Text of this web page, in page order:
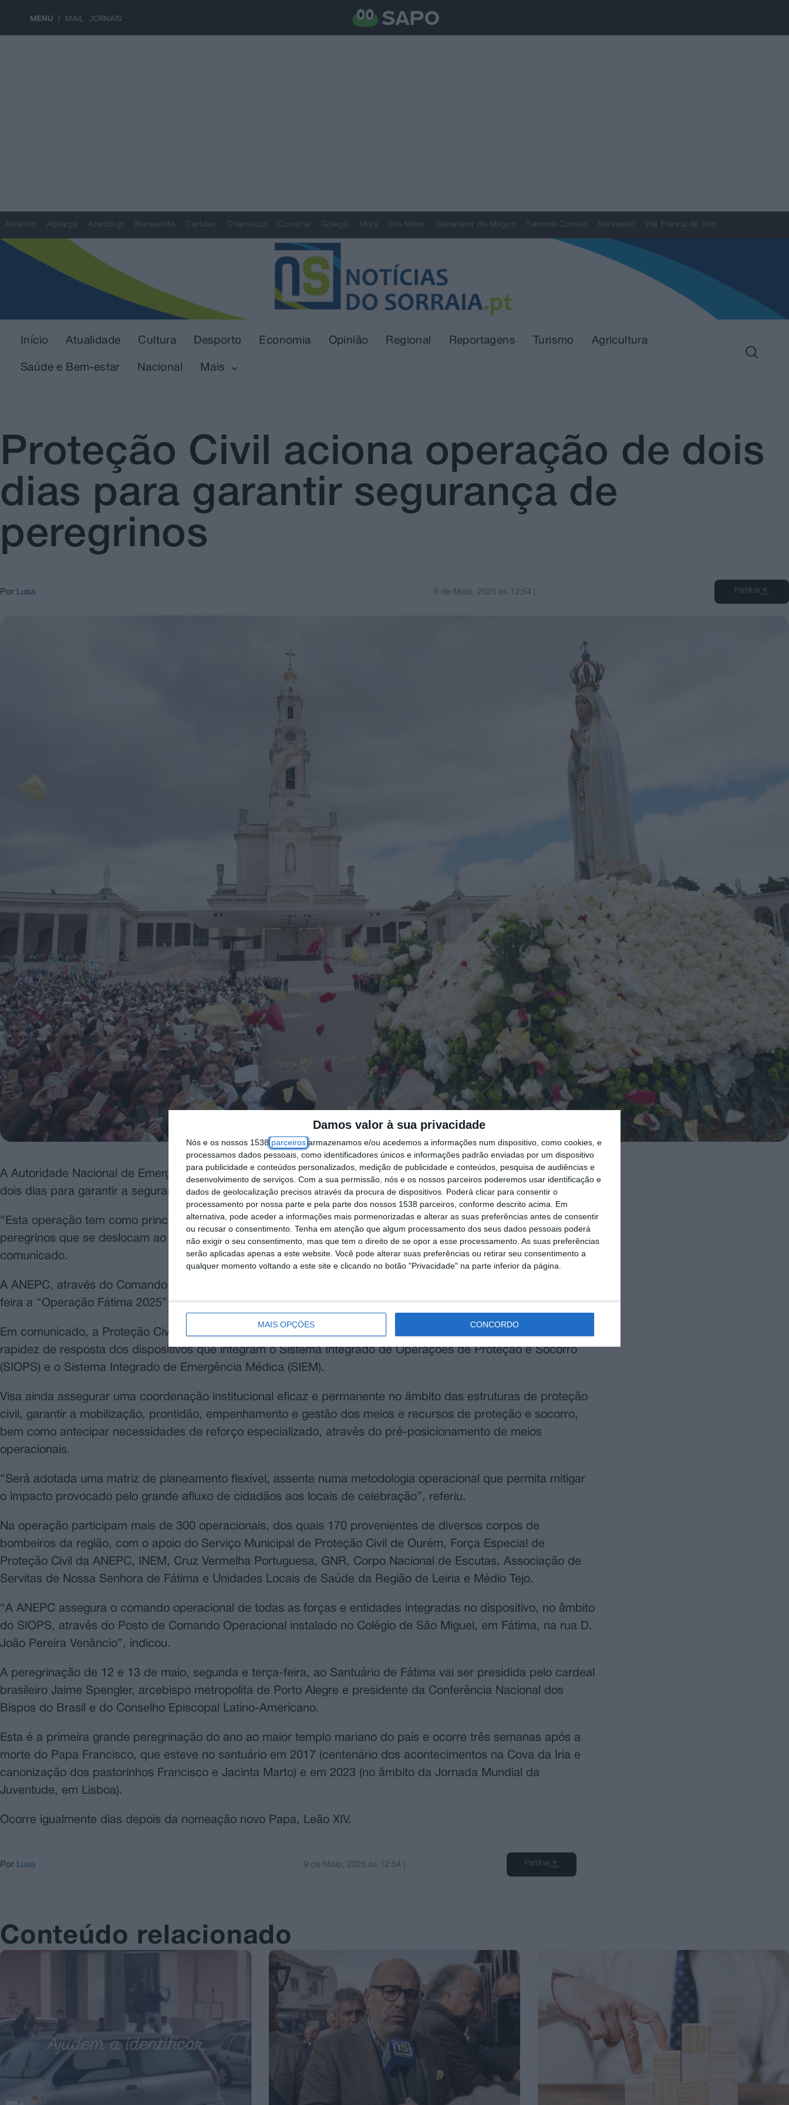
Damos valor à sua privacidade
Nós e os nossos 1538 parceiros armazenamos e/ou acedemos a informações num dispositivo, como cookies, e
processamos dados pessoais, como identificadores únicos e informações padrão enviadas por um dispositivo
para publicidade e conteúdos personalizados, medição de publicidade e conteúdos, pesquisa de audiências e
desenvolvimento de serviços. Com a sua permissão, nós e os nossos parceiros poderemos usar identificação e
dados de geolocalização precisos através da procura de dispositivos. Poderá clicar para consentir o
processamento por nossa parte e pela parte dos nossos 1538 parceiros, conforme descrito acima. Em
alternativa, pode aceder a informações mais pormenorizadas e alterar as suas preferências antes de consentir
ou recusar o consentimento. Tenha em atenção que algum processamento dos seus dados pessoais poderá
não exigir o seu consentimento, mas que tem o direito de se opor a esse processamento. As suas preferências
serão aplicadas apenas a este website. Você pode alterar suas preferências ou retirar seu consentimento a
qualquer momento voltando a este site e clicando no botão "Privacidade" na parte inferior da página.
MAIS OPÇÕES CONCORDO
MENU MAIL JORNAIS
Almeirim Alpiarça Azambuja Benavente Cartaxo Chamusca Coruche Golegã Mora Rio Maior Salvaterra de Magos Samora Correia Santarém Vila Franca de Xira
Início Atualidade Cultura Desporto Economia Opinião Regional Reportagens Turismo Agricultura
Saúde e Bem-estar Nacional Mais
Proteção Civil aciona operação de dois
dias para garantir segurança de
peregrinos
Por Lusa 9 de Maio, 2025 às 12:54 Partilhar
A Autoridade Nacional de Emergência e Proteção Civil (ANEPC) vai acionar, na segunda-feira, uma operação de
dois dias para garantir a segurança dos peregrinos que se deslocam ao Santuário de Fátima.
“Esta operação tem como principal objetivo garantir a prestação de assistência e socorro aos milhares de
peregrinos que se deslocam ao Santuário de Fátima para as cerimónias religiosas”, justificou hoje, em
comunicado.
A ANEPC, através do Comando Sub-regional de Emergência e Proteção Civil do Médio Tejo, aciona na segunda-
feira a “Operação Fátima 2025”.
Em comunicado, a Proteção Civil destacou que esta operação tem como missão reforçar a capacidade e
rapidez de resposta dos dispositivos que integram o Sistema Integrado de Operações de Proteção e Socorro
(SIOPS) e o Sistema Integrado de Emergência Médica (SIEM).
Visa ainda assegurar uma coordenação institucional eficaz e permanente no âmbito das estruturas de proteção
civil, garantir a mobilização, prontidão, empenhamento e gestão dos meios e recursos de proteção e socorro,
bem como antecipar necessidades de reforço especializado, através do pré-posicionamento de meios
operacionais.
“Será adotada uma matriz de planeamento flexível, assente numa metodologia operacional que permita mitigar
o impacto provocado pelo grande afluxo de cidadãos aos locais de celebração”, referiu.
Na operação participam mais de 300 operacionais, dos quais 170 provenientes de diversos corpos de
bombeiros da região, com o apoio do Serviço Municipal de Proteção Civil de Ourém, Força Especial de
Proteção Civil da ANEPC, INEM, Cruz Vermelha Portuguesa, GNR, Corpo Nacional de Escutas, Associação de
Servitas de Nossa Senhora de Fátima e Unidades Locais de Saúde da Região de Leiria e Médio Tejo.
“A ANEPC assegura o comando operacional de todas as forças e entidades integradas no dispositivo, no âmbito
do SIOPS, através do Posto de Comando Operacional instalado no Colégio de São Miguel, em Fátima, na rua D.
João Pereira Venâncio”, indicou.
A peregrinação de 12 e 13 de maio, segunda e terça-feira, ao Santuário de Fátima vai ser presidida pelo cardeal
brasileiro Jaime Spengler, arcebispo metropolita de Porto Alegre e presidente da Conferência Nacional dos
Bispos do Brasil e do Conselho Episcopal Latino-Americano.
Esta é a primeira grande peregrinação do ano ao maior templo mariano do país e ocorre três semanas após a
morte do Papa Francisco, que esteve no santuário em 2017 (centenário dos acontecimentos na Cova da Iria e
canonização dos pastorinhos Francisco e Jacinta Marto) e em 2023 (no âmbito da Jornada Mundial da
Juventude, em Lisboa).
Ocorre igualmente dias depois da nomeação novo Papa, Leão XIV.
Por Lusa 9 de Maio, 2025 às 12:54 Partilhar
Conteúdo relacionado